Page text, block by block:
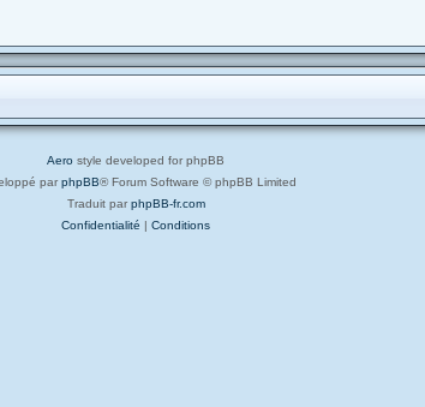
Aero style developed for phpBB
par phpBB® Forum Software © phpBB Limited
Traduit par phpBB-fr.com
Confidentialité | Conditions